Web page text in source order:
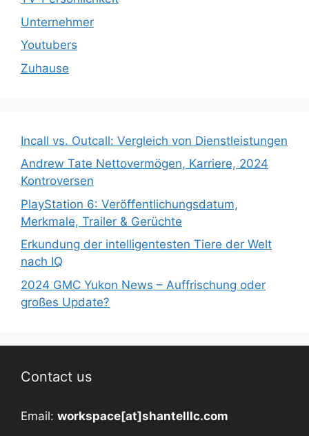
Unternehmer
Youtubers
Zuhause
Incall vs. Outcall: Vergleich von Dienstleistungen
Andrew Tate Nettovermögen, Karriere, 2024
Kontroversen
PlayStation 6: Veröffentlichungsdatum,
Merkmale, Trailer & Gerüchte
Erkundung der intelligentesten Tiere der Welt
nach IQ
2024 GMC Yukon News – Auffrischung oder
großes Update?
Contact us
Email: workspace[at]shantelllc.com